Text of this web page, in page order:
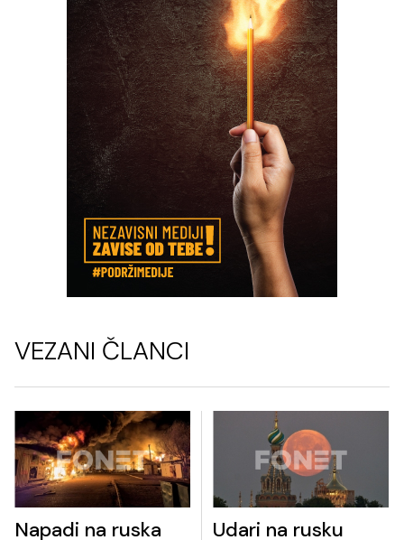
VEZANI ČLANCI
Napadi na ruska
Udari na rusku